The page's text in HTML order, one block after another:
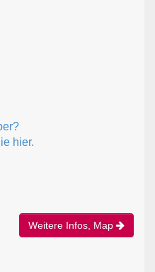
hier.
Weitere Infos, Map